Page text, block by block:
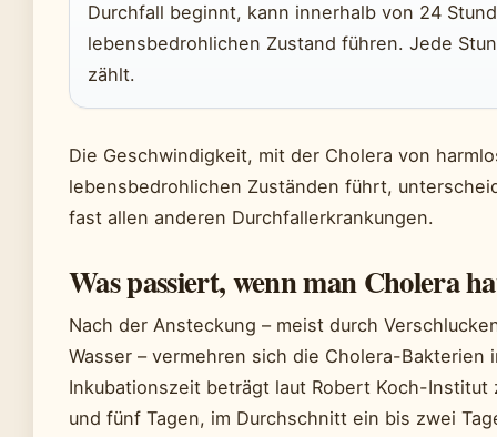
Durchfall beginnt, kann innerhalb von 24
lebensbedrohlichen Zustand führen. Jede
zählt.
Die Geschwindigkeit, mit der Cholera von
lebensbedrohlichen Zuständen führt,
fast allen anderen Durchfallerkrankungen.
Was passiert, wenn man Cholera
Nach der Ansteckung – meist durch
Wasser – vermehren sich die Cholera-Bakterien
Inkubationszeit beträgt laut Robert Koch-Institut
und fünf Tagen, im Durchschnitt ein bis zwei